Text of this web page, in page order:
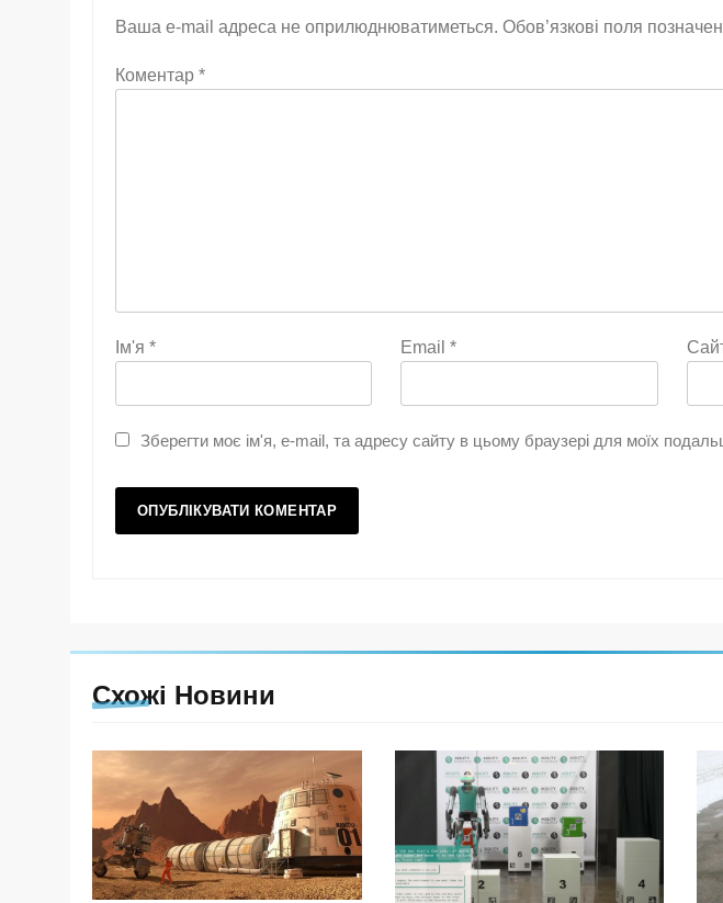
Ваша e-mail адреса не оприлюднюватиметься. Обов’язкові поля
Коментар *
Ім'я * Email*
Зберегти моє ім'я, e-mail, та адресу сайту в цьому браузері для моїх
Схожі Новини